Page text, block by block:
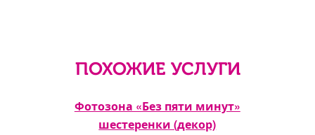
ПОХОЖИЕ УСЛУГИ
Фотозона «Без пяти минут»
шестеренки (декор)